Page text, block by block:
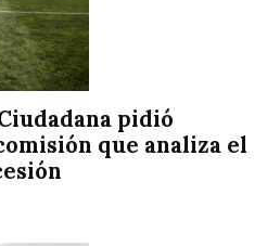
pidió
que analiza el